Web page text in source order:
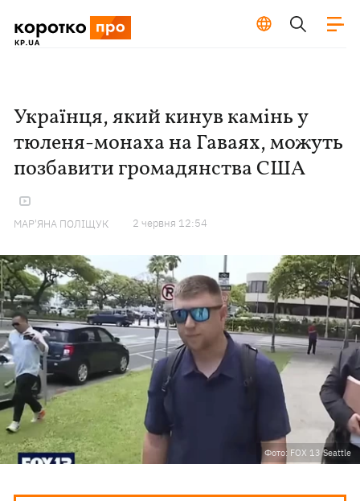
Українця, який кинув камінь у
тюленя-монаха на Гаваях, можуть
позбавити громадянства США
МАР'ЯНА ПОЛІЩУК 2 червня 12:54
Фото: FOX 13 Seattle